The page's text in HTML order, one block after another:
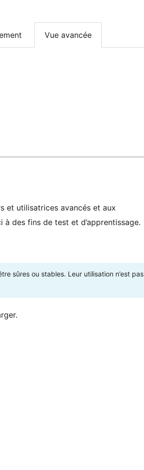
Vue avancée
et utilisatrices avancés et aux
des fins de test et d’apprentissage.
sûres ou stables. Leur utilisation n’est pas